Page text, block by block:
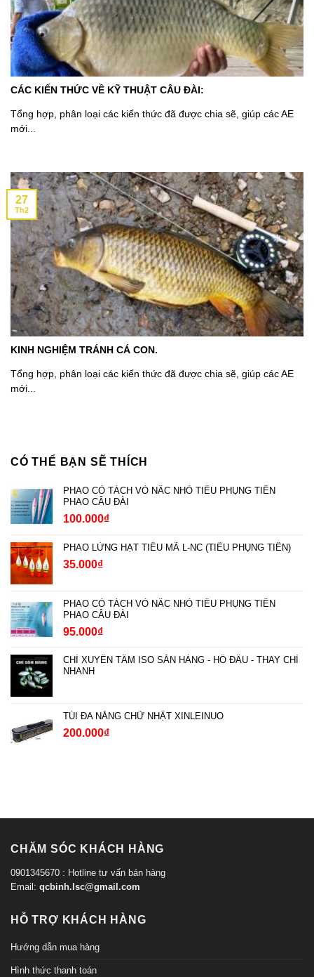
CÁC KIẾN THỨC VỀ KỸ THUẬT CÂU ĐÀI:
Tổng hợp, phân loại các kiến thức đã được chia sẽ, giúp các AE
mới...
KINH NGHIỆM TRÁNH CÁ CON.
Tổng hợp, phân loại các kiến thức đã được chia sẽ, giúp các AE
mới...
27
Th2
CÓ THỂ BẠN SẼ THÍCH
PHAO CỎ TÁCH VỎ NẤC NHỎ TIỂU PHỤNG TIÊN
PHAO CÂU ĐÀI
100.000₫
PHAO LỬNG HẠT TIÊU MÃ L-NC (TIỂU PHỤNG TIÊN)
35.000₫
PHAO CỎ TÁCH VỎ NẤC NHỎ TIỂU PHỤNG TIÊN
PHAO CÂU ĐÀI
95.000₫
CHÌ XUYÊN TÂM ISO SĂN HÀNG - HỐ ĐẤU - THAY CHÌ
NHANH
TÚI ĐA NĂNG CHỮ NHẬT XINLEINUO
200.000₫
CHĂM SÓC KHÁCH HÀNG
0901345670 : Hotline tư vấn bán hàng
Email: qcbinh.lsc@gmail.com
HỖ TRỢ KHÁCH HÀNG
Hướng dẫn mua hàng
Hình thức thanh toán